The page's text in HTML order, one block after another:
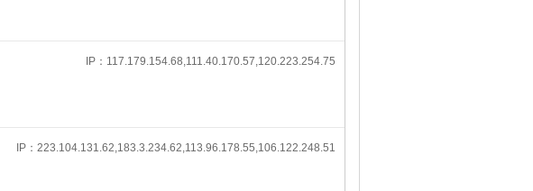
IP：117.179.154.68,111.40.170.57,120.223.254.75
IP：223.104.131.62,183.3.234.62,113.96.178.55,106.122.248.51